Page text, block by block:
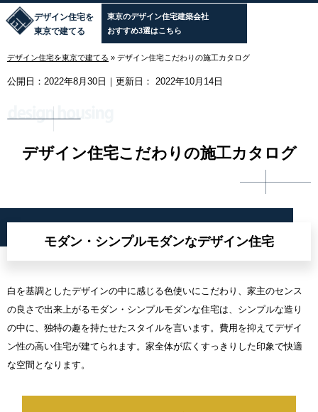
デザイン住宅を
東京で建てる
東京のデザイン住宅建築会社
おすすめ3選はこちら
デザイン住宅を東京で建てる » デザイン住宅こだわりの施工カタログ
公開日： 2022年8月30日 ｜更新日： 2022年10月14日
デザイン住宅こだわりの施工カタログ
モダン・シンプルモダンなデザイン住宅
白を基調としたデザインの中に感じる色使いにこだわり、家主のセンス
の良さで出来上がるモダン・シンプルモダンな住宅は、シンプルな造り
の中に、独特の趣を持たせたスタイルを言います。費用を抑えてデザイ
ン性の高い住宅が建てられます。家全体が広くすっきりした印象で快適
な空間となります。